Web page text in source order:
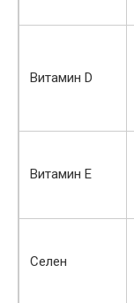
Витамин D
Витамин Е
Селен